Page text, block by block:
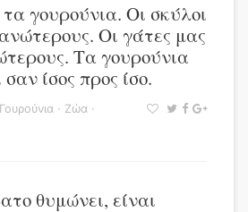
γουρούνια. Οι σκύλοι
Οι γάτες μας
Τα γουρούνια
ίσος προς ίσο.
Γουρούνια · Ζώα ·
θυμώνει, είναι